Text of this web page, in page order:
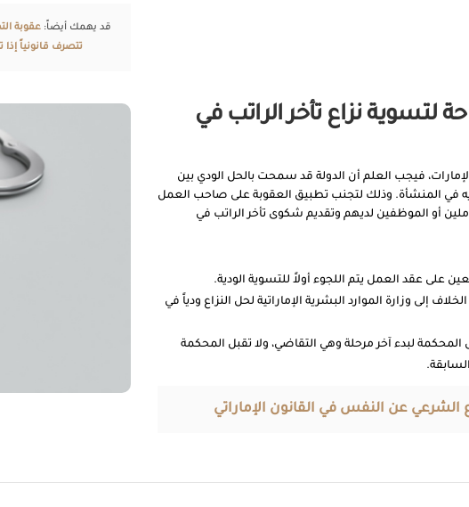
قد يهمك أيضاً: عقوبة
تتصرف قانونياً
لتسوية نزاع تأخر الراتب في
فيجب العلم أن الدولة قد سمحت بالحل الودي بين
في المنشأة. وذلك لتجنب تطبيق العقوبة على صاحب العمل
أو الموظفين لديهم وتقديم شكوى تأخر الراتب في
على عقد العمل يتم اللجوء أولاً للتسوية الودية.
إلى وزارة الموارد البشرية الإماراتية لحل النزاع ودياً في
المحكمة لبدء آخر مرحلة وهي التقاضي، ولا تقبل المحكمة
الشرعي عن النفس في القانون الإماراتي